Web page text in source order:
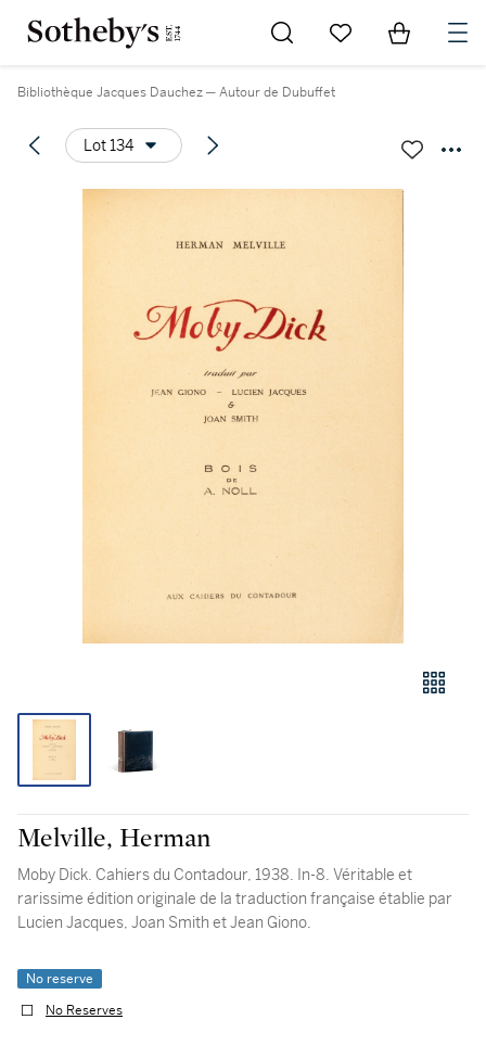
Go to My Favorites
Items in
Bibliothèque Jacques Dauchez ─ Autour de Dubuffet
Lot 134
Melville, Herman
Moby Dick. Cahiers du Contadour, 1938. In-8. Véritable et
rarissime édition originale de la traduction française établie par
Lucien Jacques, Joan Smith et Jean Giono.
No reserve
No Reserves